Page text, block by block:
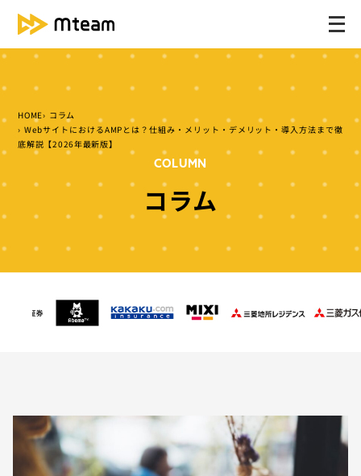
メ
ュ
開
く
HOME コラム
WebサイトにおけるAMPとは？仕組み・メリット・デメリット・導入方法まで徹
底解説【2026年最新版】
COLUMN
コラム